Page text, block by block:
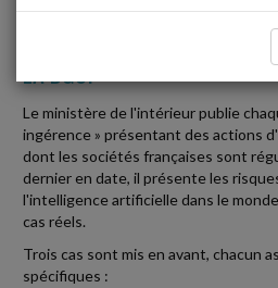
IA ET INGÉRENCE
LA DGSI
Le ministère de l'intérieur publie
ingérence » présentant des actions
dont les sociétés françaises sont
dernier en date, il présente les
l'intelligence artificielle dans le
cas réels.
Trois cas sont mis en avant, chacun
spécifiques :